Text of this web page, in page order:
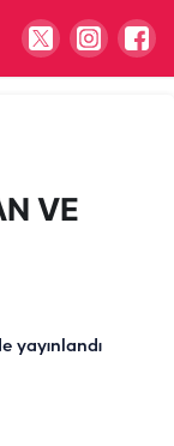
VE
yayınlandı